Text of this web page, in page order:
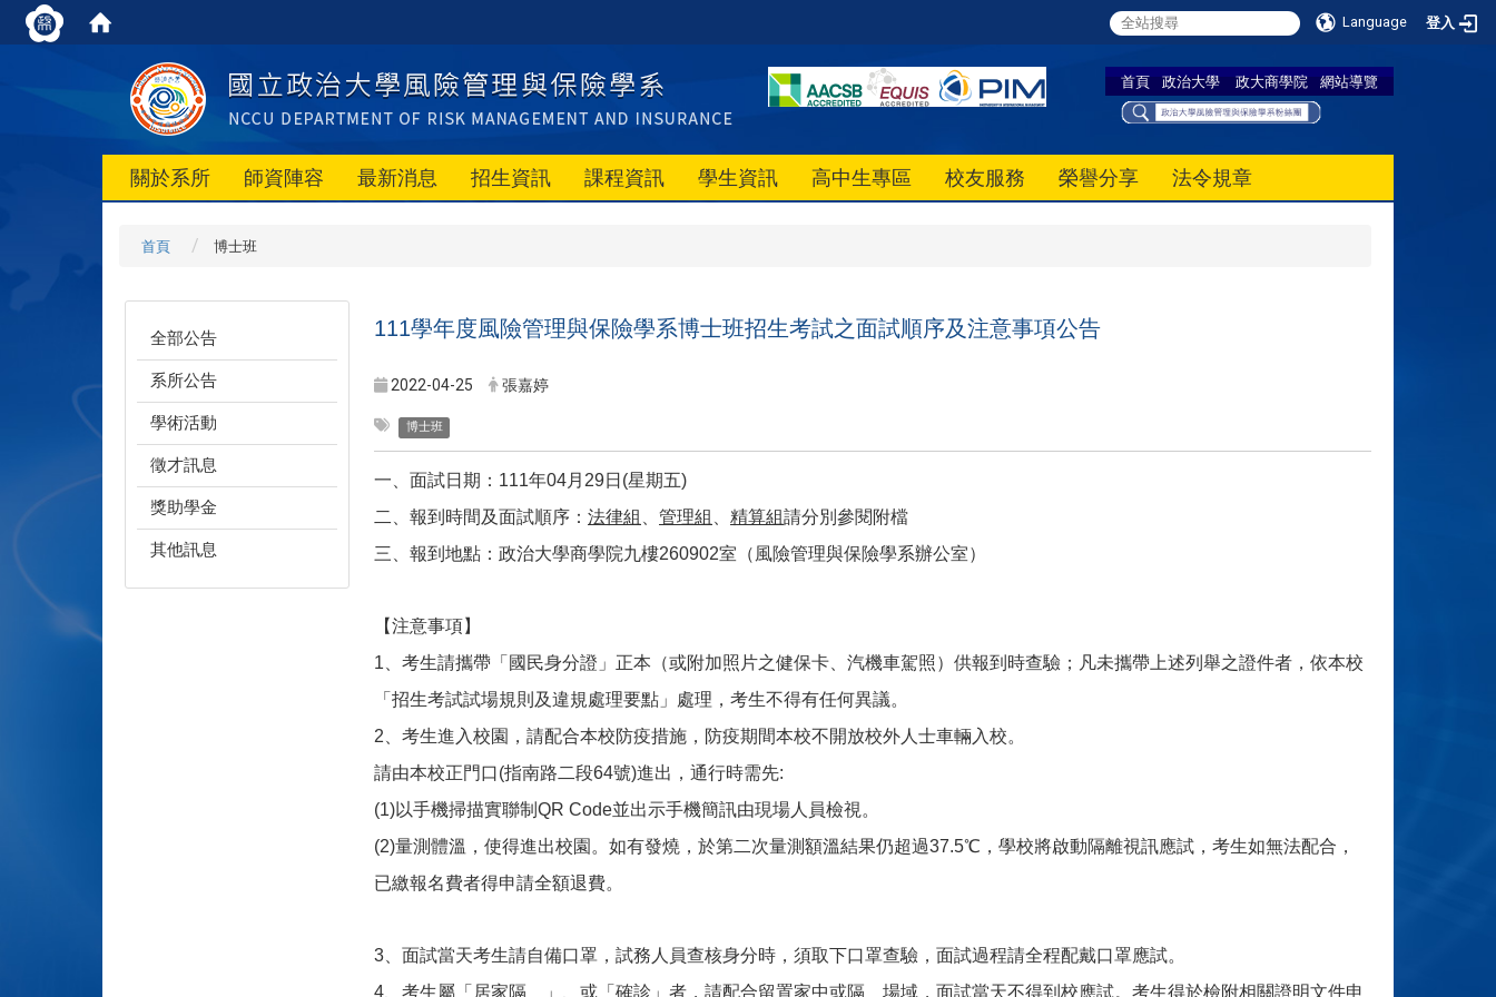
Language 登入
首頁 政治大學 政大商學院 網站導覽
關於系所 師資陣容 最新消息 招生資訊 課程資訊 學生資訊 高中生專區 校友服務 榮譽分享 法令規章
首頁 博士班
全部公告
系所公告
學術活動
徵才訊息
獎助學金
其他訊息
111學年度風險管理與保險學系博士班招生考試之面試順序及注意事項公告
2022-04-25 張嘉婷
博士班
一、面試日期：111年04月29日(星期五)
二、報到時間及面試順序： 法律組 管理組 精算組請分別參閱附檔
三、報到地點：政治大學商學院九樓260902室（風險管理與保險學系辦公室）
【注意事項】
1 、考生請攜帶「國民身分證」正本（或附加照片之健保卡、汽機車駕照）供報到時查驗；凡未攜帶上述列舉之證件者，依本校
「招生考試試場規則及違規處理要點」處理，考生不得有任何異議。
2 、考生進入校園，請配合本校防疫措施，防疫期間本校不開放校外人士車輛入校。
請由本校正門口(指南路二段64號)進出，通行時需先:
(1)以手機掃描實聯制QR Code並出示手機簡訊由現場人員檢視。
(2)量測體溫，使得進出校園。如有發燒，於第二次量測額溫結果仍超過37.5℃，學校將啟動隔離視訊應試，考生如無法配合，
已繳報名費者得申請全額退費。
3 、面試當天考生請自備口罩，試務人員查核身分時，須取下口罩查驗，面試過程請全程配戴口罩應試。
4 、考生屬「居家隔離」、或「確診」者，請配合留置家中或隔離場域，面試當天不得到校應試。考生得於檢附相關證明文件申